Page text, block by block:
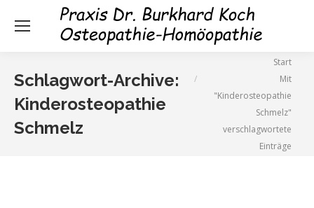
Schlagwort-Archive:
Kinderosteopathie
Schmelz
Sie befinden sich hier:Start
Mit
"Kinderosteopathie
Schmelz"
verschlagwortete
Einträge